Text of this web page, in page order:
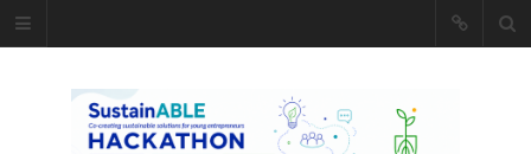
Caiet de
insemnari